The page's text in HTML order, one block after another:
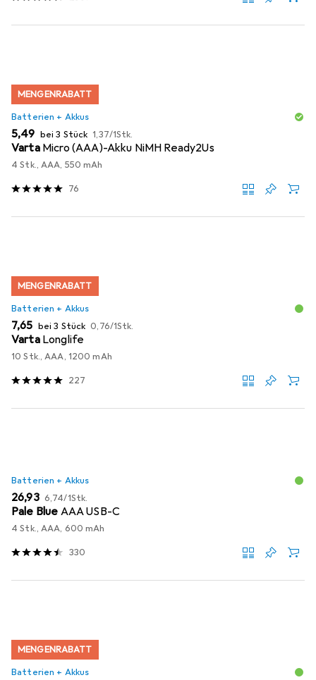
MENGENRABATT
Batterien + Akkus
EUR
5,49 bei 3 Stück EUR
1,37/1Stk.
Varta Micro (AAA)-Akku NiMH Ready2Us
4 Stk., AAA, 550 mAh
76
MENGENRABATT
Batterien + Akkus
EUR
7,65 bei 3 Stück EUR
0,76/1Stk.
Varta Longlife
10 Stk., AAA, 1200 mAh
227
Batterien + Akkus
EUR
26,93 EUR
6,74/1Stk.
Pale Blue AAA USB-C
4 Stk., AAA, 600 mAh
330
MENGENRABATT
Batterien + Akkus